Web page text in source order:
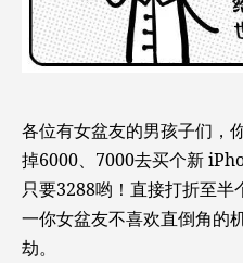
各位有女盆友的男孩子们，
掉6000、7000去买个新
只要3288哟！直接打折至
一你女盆友不喜欢直倒角的
劫。